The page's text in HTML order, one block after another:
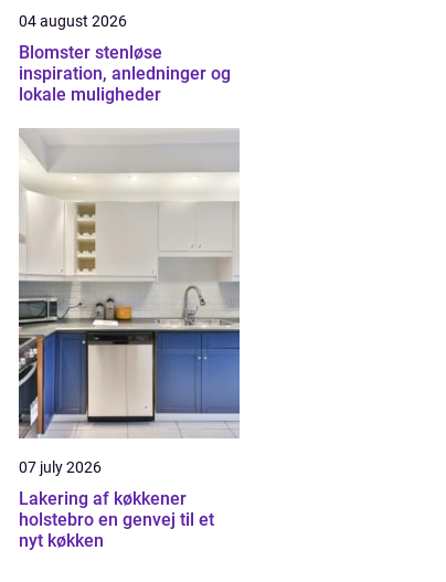
04 august 2026
Blomster stenløse
inspiration, anledninger og
lokale muligheder
07 july 2026
Lakering af køkkener
holstebro en genvej til et
nyt køkken